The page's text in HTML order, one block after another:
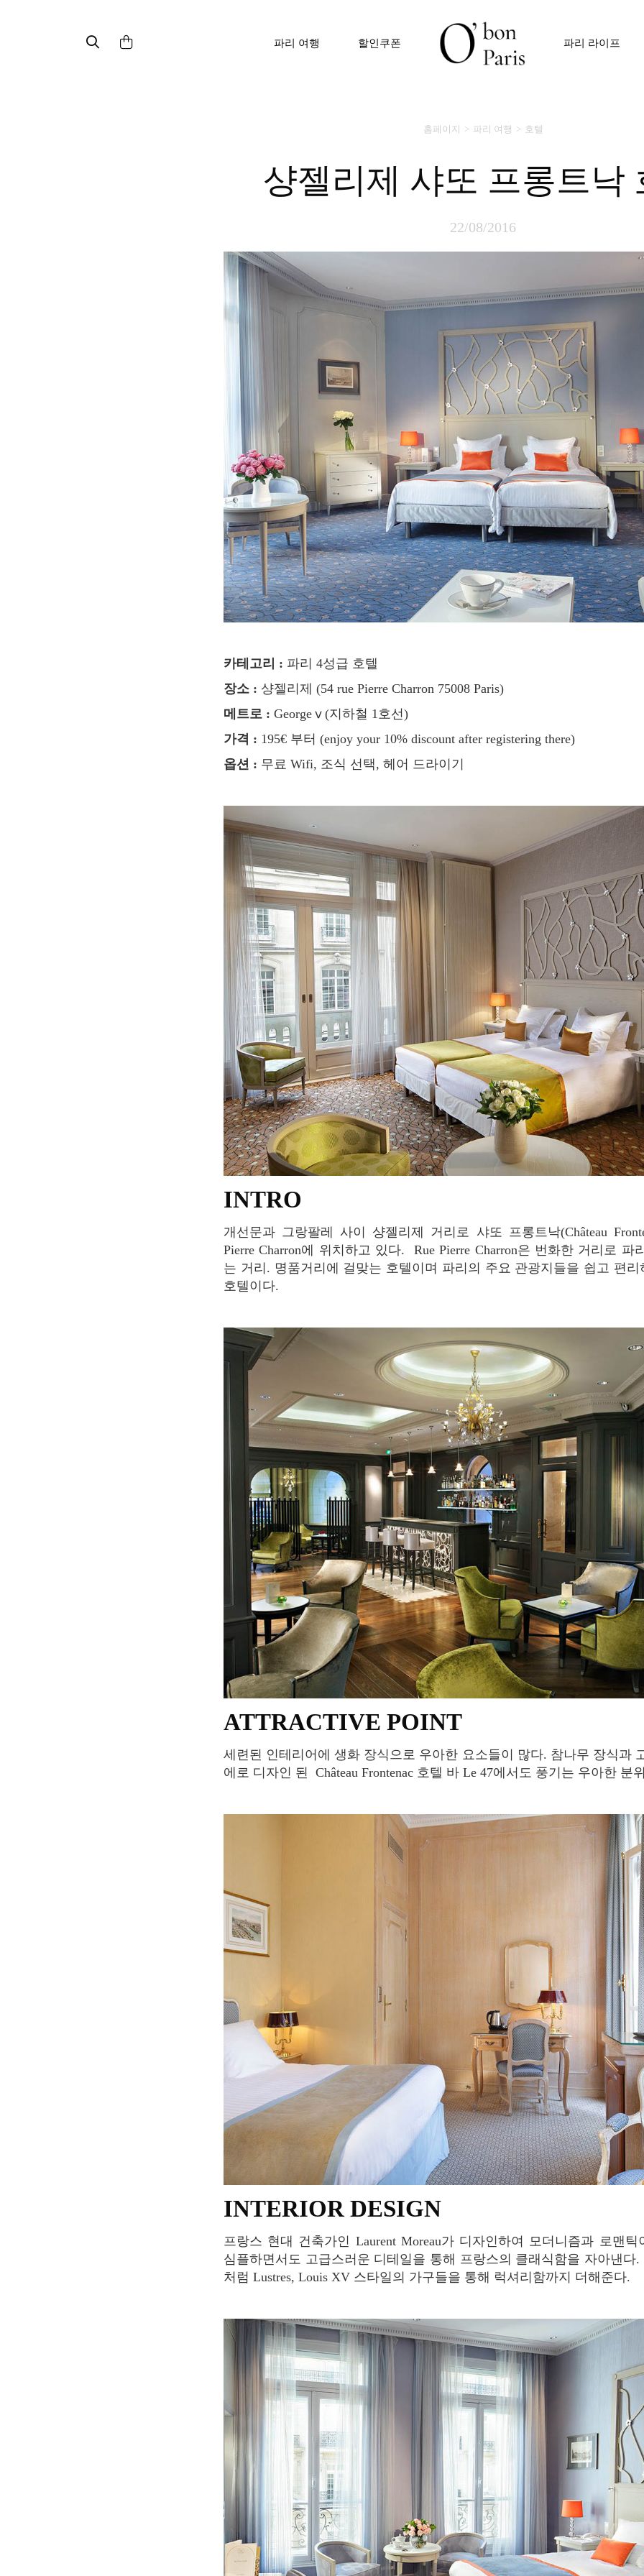
파리 여행 할인쿠폰 파리 라이프
홈페이지 파리 여행 호텔
샹젤리제 샤또 프롱트낙
22/08/2016
카테고리 : 파리 4성급 호텔
장소 : 샹젤리제 (54 rue Pierre Charron 75008 Paris)
메트로 : Georgeⅴ(지하철 1호선)
가격 : 195€ 부터 (enjoy your 10% discount after registering there)
옵션 : 무료 Wifi, 조식 선택, 헤어 드라이기
INTRO
개선문과 그랑팔레 사이 샹젤리제 거리로 샤또 프롱트낙(Château Frontenac) 호텔이 Rue
Pierre Charron에 위치하고 있다. Rue Pierre Charron은 번화한 거리로 파
는 거리. 명품거리에 걸맞는 호텔이며 파리의 주요 관광지들을 쉽고 편
호텔이다.
ATTRACTIVE POINT
세련된 인테리어에 생화 장식으로 우아한 요소들이 많다. 참나무 장식과 고급스러운 샹들리
에로 디자인 된 Château Frontenac 호텔 바 Le 47에서도 풍기는 우아한 분
INTERIOR DESIGN
프랑스 현대 건축가인 Laurent Moreau가 디자인하여 모더니즘과 로맨틱이 공존하는 공간.
심플하면서도 고급스러운 디테일을 통해 프랑스의 클래식함을 자아낸다
처럼 Lustres, Louis XV 스타일의 가구들을 통해 럭셔리함까지 더해준다.